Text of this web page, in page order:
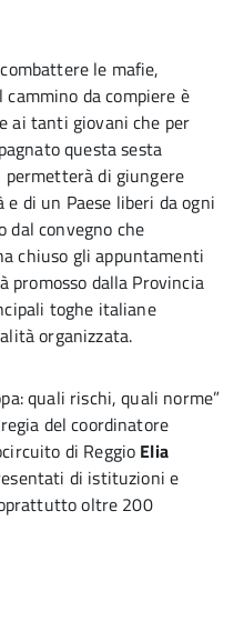
le mafie,
cammino da compiere è
ai tanti giovani che per
questa sesta
permetterà di giungere
di un Paese liberi da ogni
dal convegno che
chiuso gli appuntamenti
promosso dalla Provincia
toghe italiane
organizzata.
quali rischi, quali norme”
del coordinatore
di Reggio Elia
di istituzioni e
oltre 200